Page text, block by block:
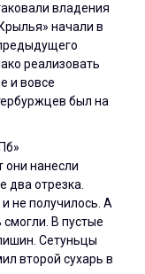
владения
начали в
реализовать
и вовсе
был на
они нанесли
два отрезка.
не получилось. А
В пустые
Сетуньцы
второй сухарь в